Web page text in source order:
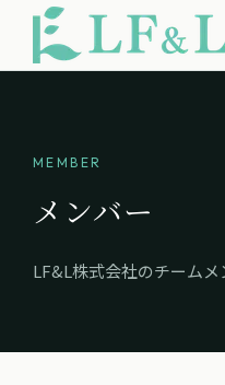
MEMBER
メンバー
LF&L株式会社のチームメ